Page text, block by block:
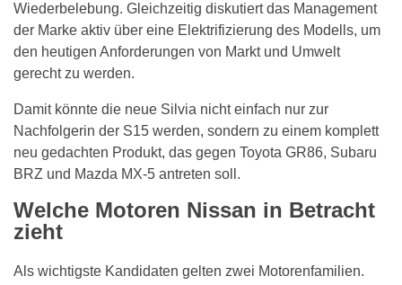
Wiederbelebung. Gleichzeitig diskutiert das Management
der Marke aktiv über eine Elektrifizierung des Modells, um
den heutigen Anforderungen von Markt und Umwelt
gerecht zu werden.
Damit könnte die neue Silvia nicht einfach nur zur
Nachfolgerin der S15 werden, sondern zu einem komplett
neu gedachten Produkt, das gegen Toyota GR86, Subaru
BRZ und Mazda MX-5 antreten soll.
Welche Motoren Nissan in Betracht
zieht
Als wichtigste Kandidaten gelten zwei Motorenfamilien.